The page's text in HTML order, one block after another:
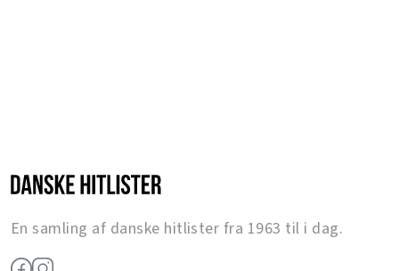
En samling af danske hitlister fra 1963 til i dag.